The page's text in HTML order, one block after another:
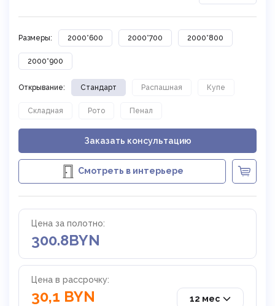
Размеры: 2000*600 2000*700 2000*800
2000*900
Открывание: Стандарт Распашная Купе
Складная Рото Пенал
Заказать консультацию
Смотреть в интерьере
Цена за полотно:
300.8BYN
Цена в рассрочку:
30,1 BYN 12 мес